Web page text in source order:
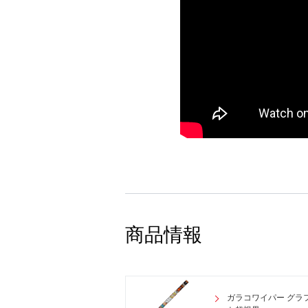
商品情報
ガラコワイパー グラ